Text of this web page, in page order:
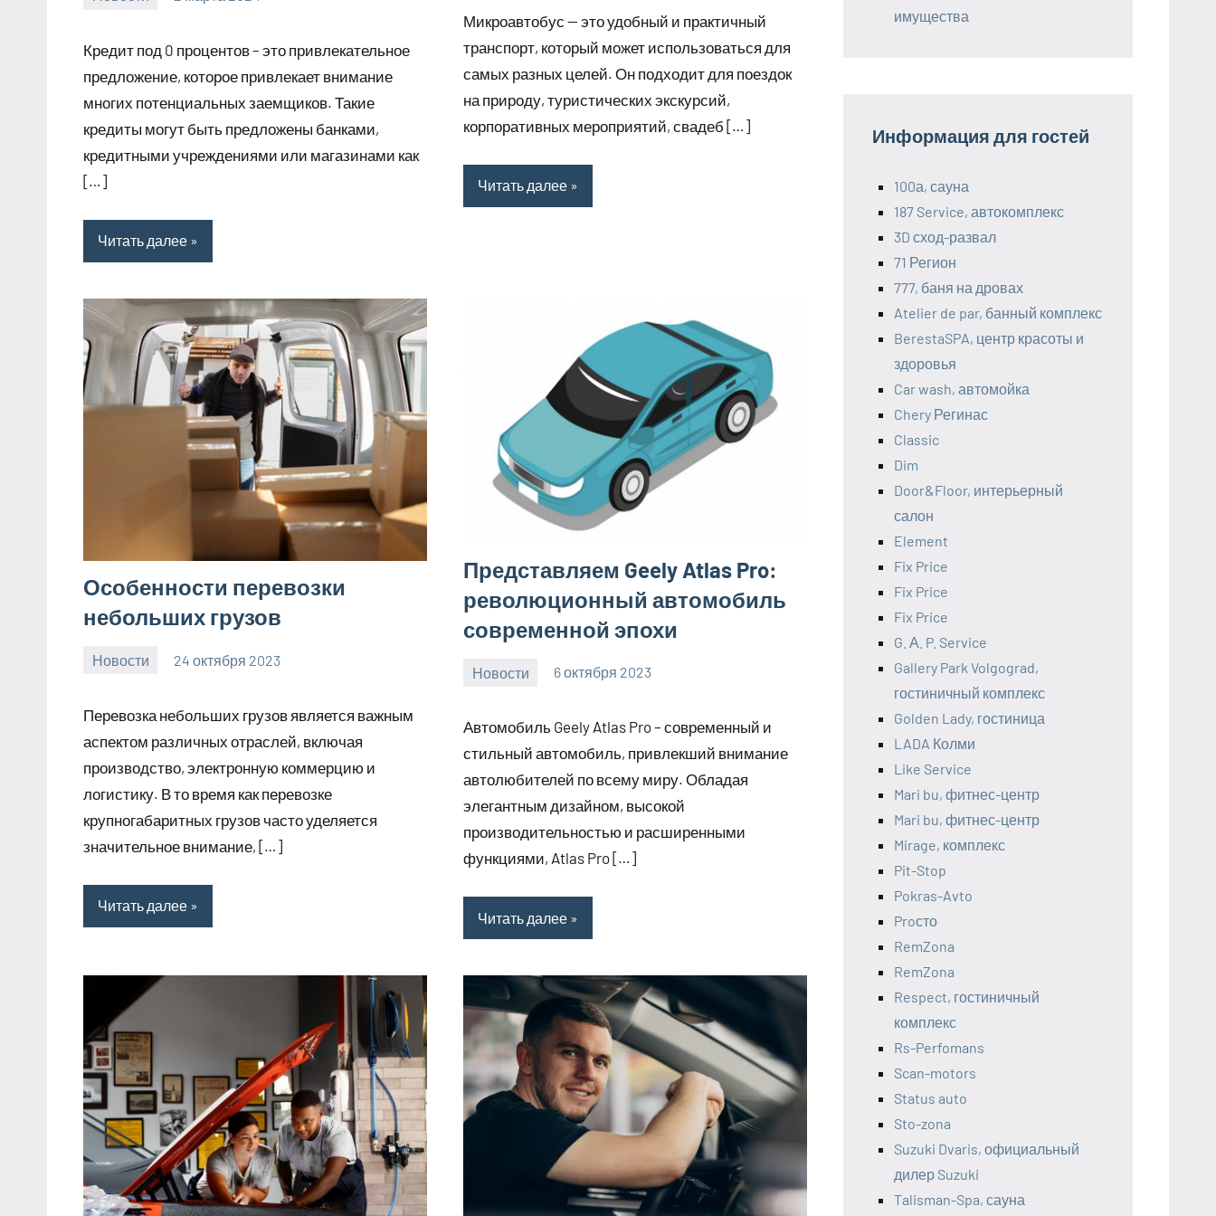
Кредит под 0 процентов – это привлекательное
предложение, которое привлекает внимание
многих потенциальных заемщиков. Такие
кредиты могут быть предложены банками,
кредитными учреждениями или магазинами как
[…]
Читать далее
Микроавтобус — это удобный и практичный
транспорт, который может использоваться для
самых разных целей. Он подходит для поездок
на природу, туристических экскурсий,
корпоративных мероприятий, свадеб […]
Читать далее
Особенности перевозки
небольших грузов
Новости 24 октября 2023
Перевозка небольших грузов является важным
аспектом различных отраслей, включая
производство, электронную коммерцию и
логистику. В то время как перевозке
крупногабаритных грузов часто уделяется
значительное внимание, […]
Читать далее
Представляем Geely Atlas Pro:
революционный автомобиль
современной эпохи
Новости 6 октября 2023
Автомобиль Geely Atlas Pro – современный и
стильный автомобиль, привлекший внимание
автолюбителей по всему миру. Обладая
элегантным дизайном, высокой
производительностью и расширенными
функциями, Atlas Pro […]
Читать далее
имущества
Информация для гостей
100а, сауна
187 Service, автокомплекс
3D сход-развал
71 Регион
777, баня на дровах
Atelier de par, банный комплекс
BerestaSPA, центр красоты и
здоровья
Car wash, автомойка
Chery Регинас
Classic
Dim
Door&Floor, интерьерный
салон
Element
Fix Price
Fix Price
Fix Price
G. А. P. Service
Gallery Park Volgograd,
гостиничный комплекс
Golden Lady, гостиница
LADA Колми
Like Service
Mari bu, фитнес-центр
Mari bu, фитнес-центр
Mirage, комплекс
Pit-Stop
Pokras-Avto
Proсто
RemZona
RemZona
Respect, гостиничный
комплекс
Rs-Perfomans
Scan-motors
Status auto
Sto-zona
Suzuki Dvaris, официальный
дилер Suzuki
Talisman-Spa, сауна